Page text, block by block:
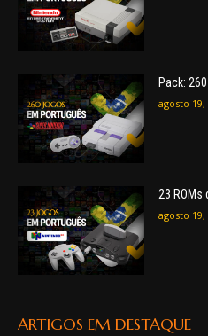
Pack:
agosto 19,
23 ROMs
agosto 19,
ARTIGOS EM DESTAQUE